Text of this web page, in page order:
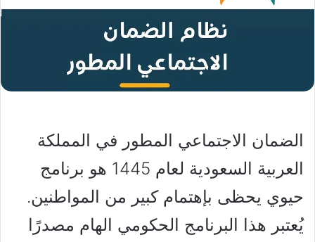
الضمان الاجتماعي المطور في المملكة
العربية السعودية لعام 1445 هو برنامج
حيوي يحظى بإهتمام كبير من المواطنين.
يُعتبر هذا البرنامج الحكومي الهام مصدرًا